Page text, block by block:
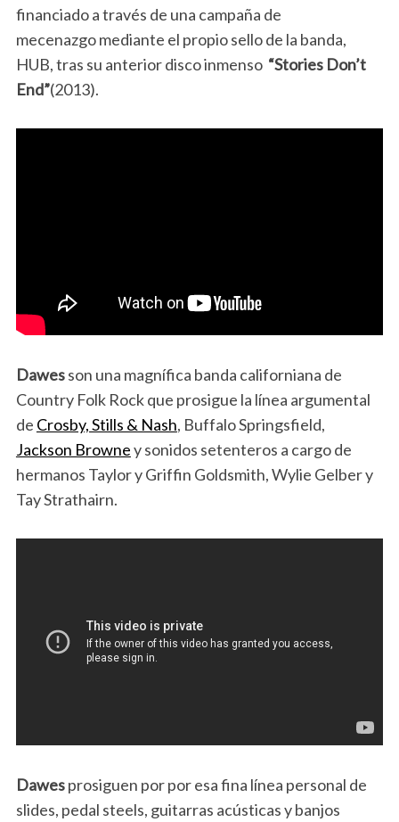
financiado a través de una campaña de
mecenazgo mediante el propio sello de la banda,
HUB, tras su anterior disco inmenso “Stories Don’t
End”(2013).
Dawesson una magnífica banda californiana de
Country Folk Rock que prosigue la línea argumental
de Crosby, Stills & Nash, Buffalo Springsfield,
Jackson Browney sonidos setenteros a cargo de
hermanos Taylor y Griffin Goldsmith, Wylie Gelber y
Tay Strathairn.
Dawesprosiguen por por esa fina línea personal de
slides, pedal steels, guitarras acústicas y banjos